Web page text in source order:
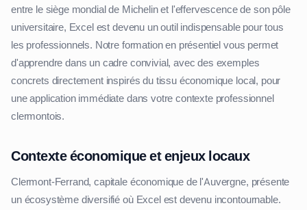
entre le siège mondial de Michelin et l'effervescence de son pôle
universitaire, Excel est devenu un outil indispensable pour tous
les professionnels. Notre formation en présentiel vous permet
d'apprendre dans un cadre convivial, avec des exemples
concrets directement inspirés du tissu économique local, pour
une application immédiate dans votre contexte professionnel
clermontois.
Contexte économique et enjeux locaux
Clermont-Ferrand, capitale économique de l'Auvergne, présente
un écosystème diversifié où Excel est devenu incontournable.